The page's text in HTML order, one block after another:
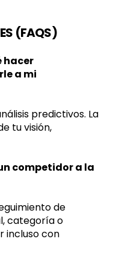
(FAQS)
hacer
a mi
predictivos. La
tu visión,
competidor a la
de
categoría o
incluso con